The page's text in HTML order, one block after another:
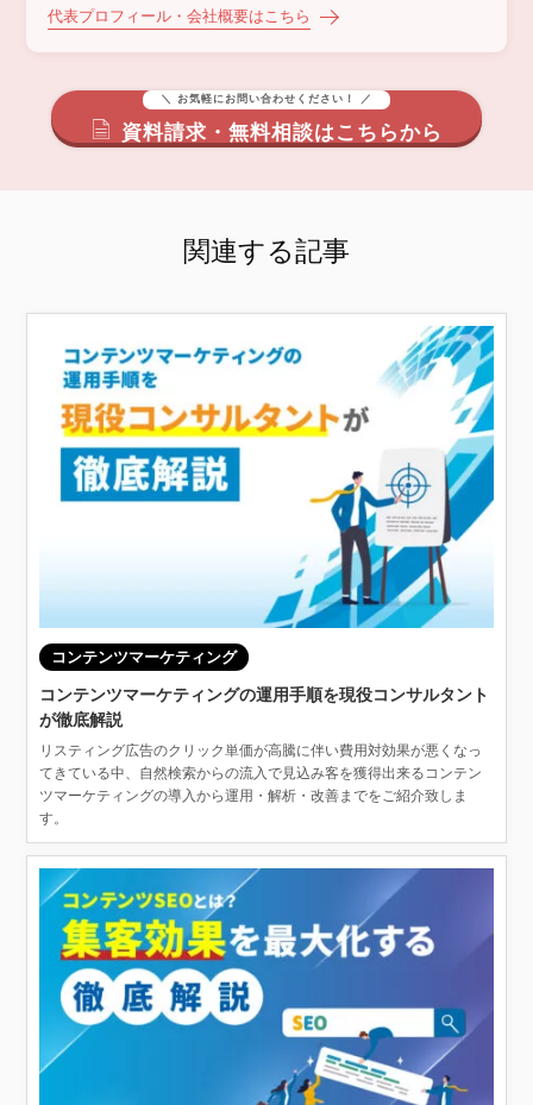
代表プロフィール・会社概要はこちら
＼ お気軽にお問い合わせください！ ／
資料請求・無料相談はこちらから
関連する記事
コンテンツマーケティング
コンテンツマーケティングの運用手順を現役コンサルタント
が徹底解説
リスティング広告のクリック単価が高騰に伴い費用対効果が悪くなっ
てきている中、自然検索からの流入で見込み客を獲得出来るコンテン
ツマーケティングの導入から運用・解析・改善までをご紹介致しま
す。